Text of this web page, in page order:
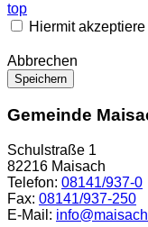
top
Hiermit
Abbrechen
Speichern
Gemeinde
Schulstraße 1
82216 Maisach
Telefon: 08141/937-0
Fax: 08141/937-250
E-Mail: